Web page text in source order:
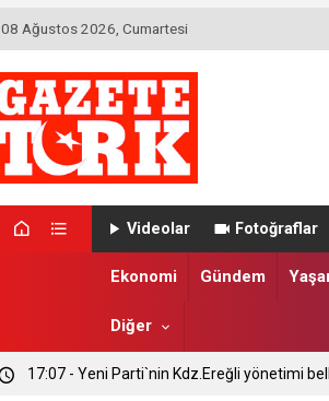
08 Ağustos 2026, Cumartesi
Videolar Fotoğraflar
Ekonomi Gündem
Diğer
17:07 - Yeni Parti`nin Kdz.Ereğli yönetimi